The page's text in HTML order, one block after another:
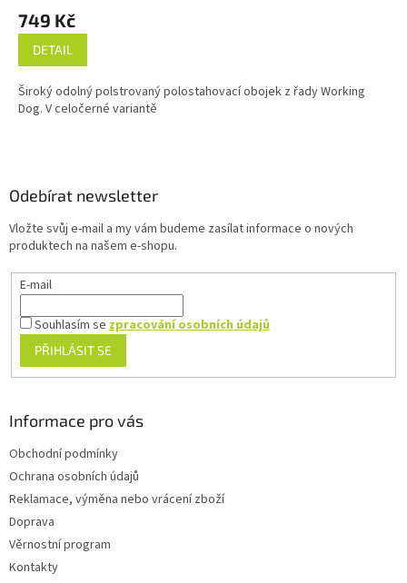
749 Kč
DETAIL
Široký odolný polstrovaný polostahovací obojek z řady Working
Dog. V celočerné variantě
Odebírat newsletter
Vložte svůj e-mail a my vám budeme zasílat informace o nových
produktech na našem e-shopu.
E-mail
Souhlasím sezpracování osobních údajů
PŘIHLÁSIT SE
Informace pro vás
Obchodní podmínky
Ochrana osobních údajů
Reklamace, výměna nebo vrácení zboží
Doprava
Věrnostní program
Kontakty